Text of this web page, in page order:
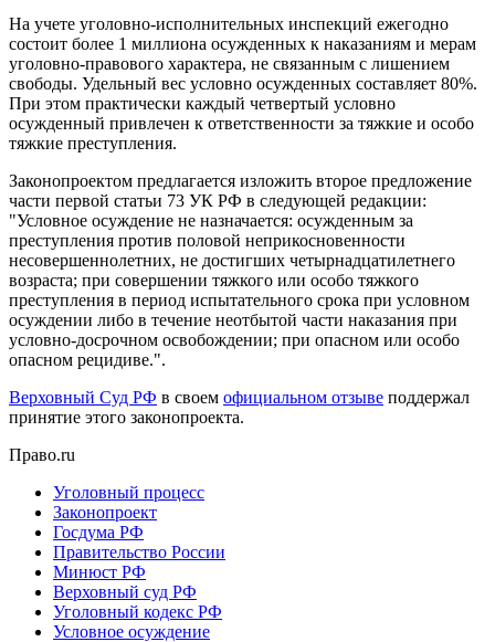
На учете уголовно-исполнительных инспекций ежегодно
состоит более 1 миллиона осужденных к наказаниям и мерам
уголовно-правового характера, не связанным с лишением
свободы. Удельный вес условно осужденных составляет 80%.
При этом практически каждый четвертый условно
осужденный привлечен к ответственности за тяжкие и особо
тяжкие преступления.
Законопроектом предлагается изложить второе предложение
части первой статьи 73 УК РФ в следующей редакции:
"Условное осуждение не назначается: осужденным за
преступления против половой неприкосновенности
несовершеннолетних, не достигших четырнадцатилетнего
возраста; при совершении тяжкого или особо тяжкого
преступления в период испытательного срока при условном
осуждении либо в течение неотбытой части наказания при
условно-досрочном освобождении; при опасном или особо
опасном рецидиве.".
Верховный Суд РФ в своем официальном отзыве поддержал
принятие этого законопроекта.
Право.ru
Уголовный процесс
Законопроект
Госдума РФ
Правительство России
Минюст РФ
Верховный суд РФ
Уголовный кодекс РФ
Условное осуждение